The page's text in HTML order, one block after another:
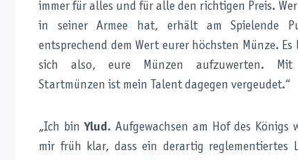
immer für alles und für alle den richtigen Preis.
in seiner Armee hat, erhält am Spielende
entsprechend dem Wert eurer höchsten Münze.
sich also, eure Münzen aufzuwerten. Mit
Startmünzen ist mein Talent dagegen vergeudet.“
„Ich bin Ylud. Aufgewachsen am Hof des Königs
mir früh klar, dass ein derartig reglementiertes